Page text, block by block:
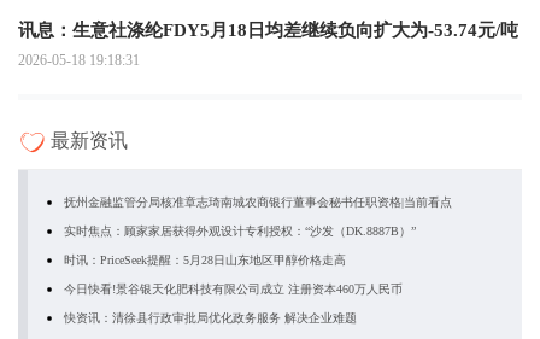
讯息：生意社涤纶FDY5月18日均差继续负向扩大为-53.74元/吨
2026-05-18 19:18:31
最新资讯
抚州金融监管分局核准章志琦南城农商银行董事会秘书任职资格|当前看点
实时焦点：顾家家居获得外观设计专利授权：“沙发（DK.8887B）”
时讯：PriceSeek提醒：5月28日山东地区甲醇价格走高
今日快看!景谷银天化肥科技有限公司成立 注册资本460万人民币
快资讯：清徐县行政审批局优化政务服务 解决企业难题